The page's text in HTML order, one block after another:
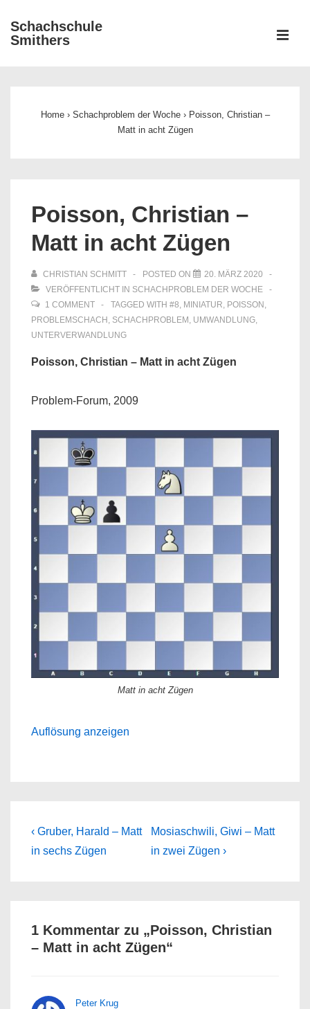
Zum
Inhalt
Schachschule
Smithers
Home › Schachproblem der Woche › Poisson, Christian –
Matt in acht Zügen
Poisson, Christian –
Matt in acht Zügen
CHRISTIAN SCHMITT POSTED ON
20. MÄRZ 2020
VERÖFFENTLICHT IN SCHACHPROBLEM DER WOCHE
1 COMMENT
TAGGED WITH #8, MINIATUR, POISSON ,
PROBLEMSCHACH , SCHACHPROBLEM , UMWANDLUNG,
UNTERVERWANDLUNG
Poisson, Christian – Matt in acht Zügen
Problem-Forum, 2009
Matt in acht Zügen
Auflösung anzeigen
Beitragsnavigation
Previous
Post
‹ Gruber, Harald – Matt
in sechs Zügen
Next
Post
Mosiaschwili, Giwi – Matt
in zwei Zügen ›
1 Kommentar zu „Poisson, Christian
– Matt in acht Zügen“
Peter Krug